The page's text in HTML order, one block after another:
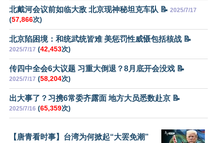
北戴河会议前如临大敌 北京现神秘坦克车队 📝 2025/7/17
(57,866次)
北京陷困境：和统武统皆难 美惩罚性威慑包括核战 📝
2025/7/17 (42,453次)
传四中全会6大议题 习重大倒退？8月底开会没戏 📝
2025/7/17 (58,204次)
出大事了？习携6常委齐露面 地方大员悉数赴京 📝
2025/7/16 (65,359次)
【唐青看时事】台湾为何掀起“大罢免潮”